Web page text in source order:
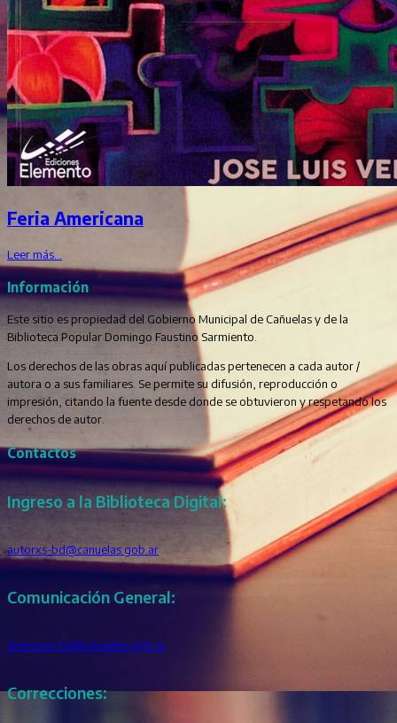
Feria Americana
Leer más…
Información
Este sitio es propiedad del Gobierno Municipal de Cañuelas y de la
Biblioteca Popular Domingo Faustino Sarmiento.
Los derechos de las obras aquí publicadas pertenecen a cada autor /
autora o a sus familiares. Se permite su difusión, reproducción o
impresión, citando la fuente desde donde se obtuvieron y respetando los
derechos de autor.
Contactos
Ingreso a la Biblioteca Digital:
autorxs-bd@canuelas.gob.ar
Comunicación General:
direccion-bd@canuelas.gob.ar
Correcciones: